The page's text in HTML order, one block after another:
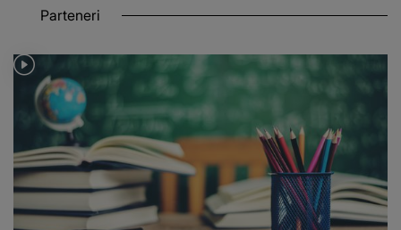
Parteneri